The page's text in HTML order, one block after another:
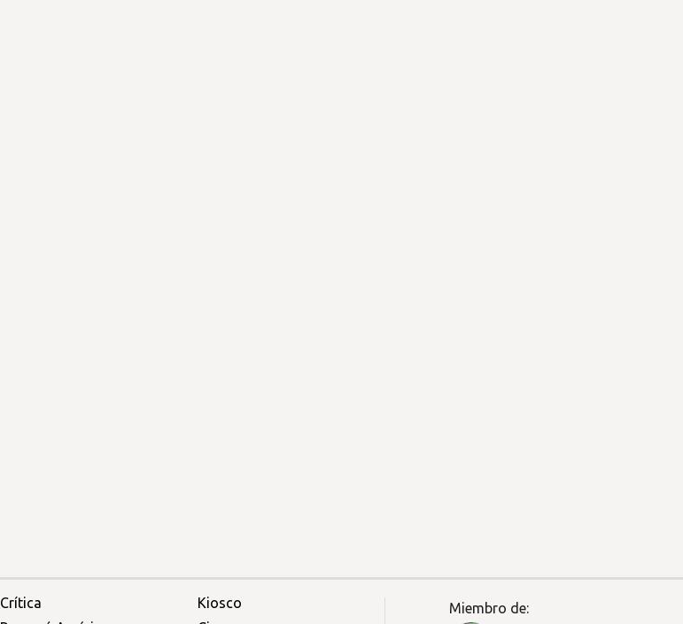
Crítica
Kiosco
Miembro de: